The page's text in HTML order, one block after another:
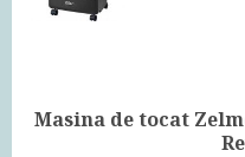
Next
Masina de tocat